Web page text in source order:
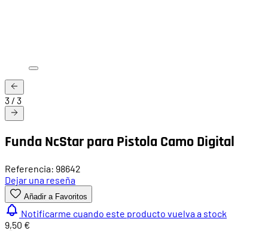
3 / 3
Funda NcStar para Pistola Camo Digital
Referencia: 98642
Dejar una reseña
Añadir a Favoritos
Notificarme cuando este producto vuelva a stock
9,50 €